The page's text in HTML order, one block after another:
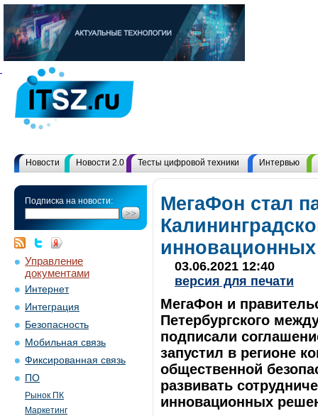
Новости Новости 2.0 Тесты цифровой техники Интервью
Подписка на новости:
Управление
документами
Интернет
Интеграция
Безопасность
Мобильная связь
Фиксированная связь
ПО
Рынок ПК
Маркетинг
МегаФон стал
03.06.2021 12:40
версия для печати
МегаФон и
Петербургского
подписали
запустил в регионе
общественной
развивать
инновационных